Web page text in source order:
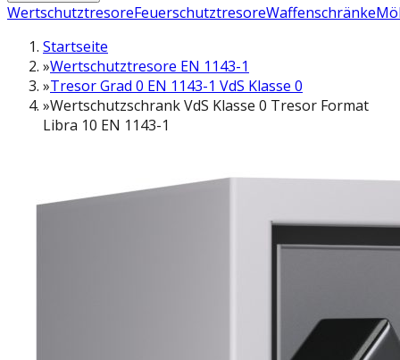
WertschutztresoreFeuerschutztresoreWaffenschränke
Startseite
»Wertschutztresore EN 1143-1
»Tresor Grad 0 EN 1143-1 VdS Klasse 0
»Wertschutzschrank VdS Klasse 0 Tresor Format
Libra 10 EN 1143-1